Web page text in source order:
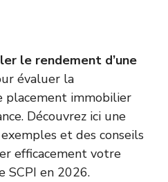
le rendement d’une
évaluer la
placement immobilier
Découvrez ici une
et des conseils
efficacement votre
SCPI en 2026.